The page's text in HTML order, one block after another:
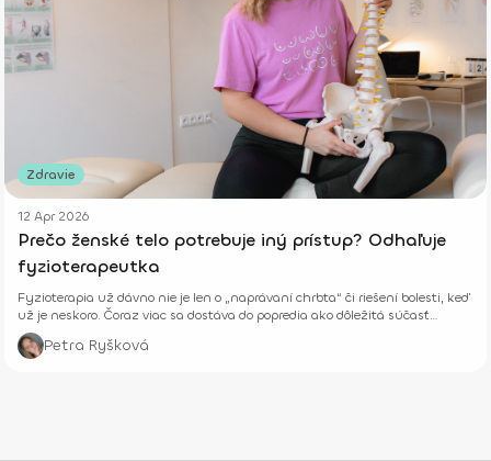
Zdravie
12 Apr 2026
Prečo ženské telo potrebuje iný prístup? Odhaľuje
fyzioterapeutka
Fyzioterapia už dávno nie je len o „naprávaní chrbta“ či riešení bolesti, keď
už je neskoro. Čoraz viac sa dostáva do popredia ako dôležitá súčasť
prevencie, starostlivosti o telo aj celkového zdravia – fyzického aj
psychického.
Petra Ryšková